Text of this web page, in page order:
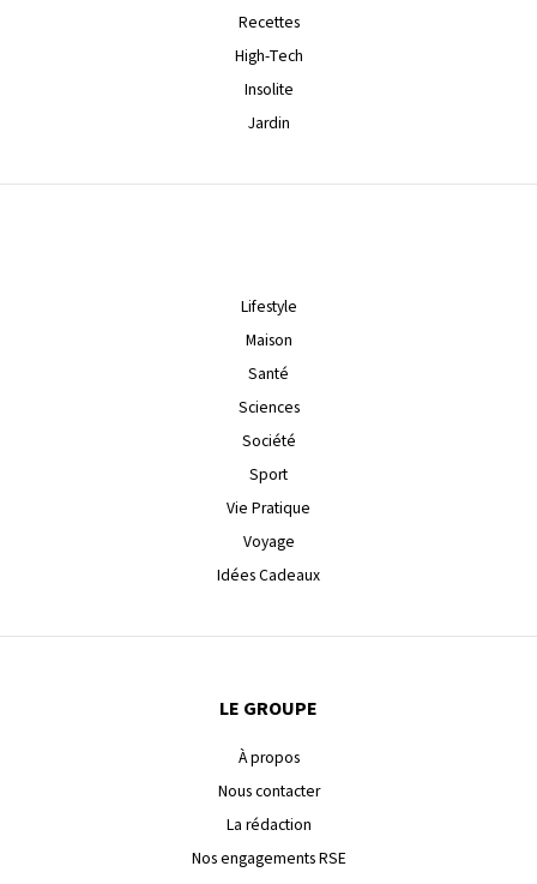
Recettes
High-Tech
Insolite
Jardin
Lifestyle
Maison
Santé
Sciences
Société
Sport
Vie Pratique
Voyage
Idées Cadeaux
LE GROUPE
À propos
Nous contacter
La rédaction
Nos engagements RSE